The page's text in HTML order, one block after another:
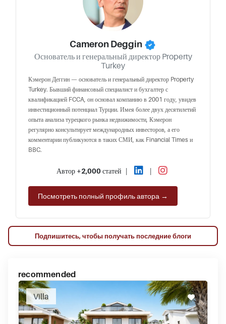
Cameron Deggin
Основатель и генеральный директор Property
Turkey
Кэмерон Деггин — основатель и генеральный директор Property
Turkey. Бывший финансовый специалист и бухгалтер с
квалификацией FCCA, он основал компанию в 2001 году, увидев
инвестиционный потенциал Турции. Имея более двух десятилетий
опыта анализа турецкого рынка недвижимости, Кэмерон
регулярно консультирует международных инвесторов, а его
комментарии публикуются в таких СМИ, как Financial Times и
BBC.
Автор +2,000 статей | |
Посмотреть полный профиль автора →
Подпишитесь, чтобы получать последние блоги
recommended
Villa